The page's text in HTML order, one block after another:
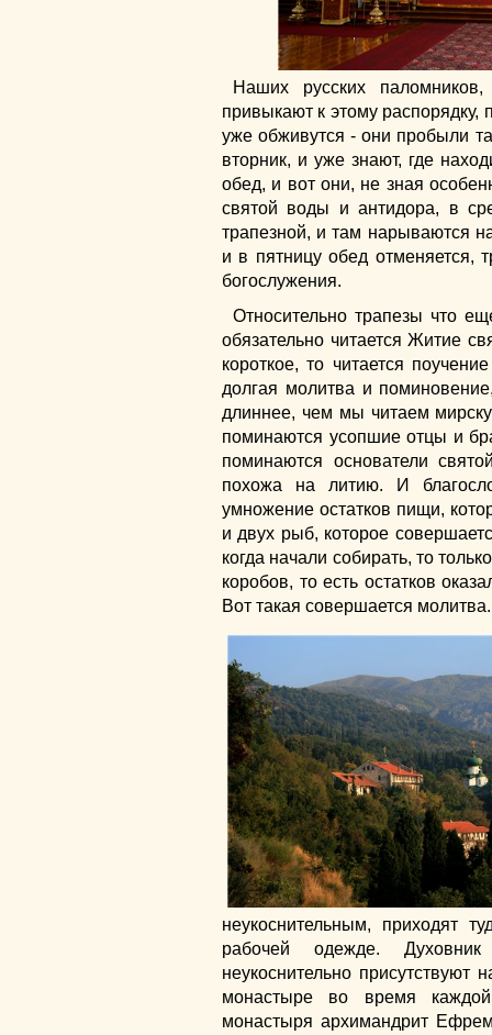
Наших русских
привыкают к этому распорядку,
уже обживутся - они пробыли
вторник, и уже знают, где
обед, и вот они, не зная
святой воды и антидора, в
трапезной, и там нарываются
и в пятницу обед отменяется,
богослужения.
Относительно трапезы что
обязательно читается Житие
короткое, то читается
долгая молитва и
длиннее, чем мы читаем
поминаются усопшие отцы и
поминаются основатели
похожа на литию. И
умножение остатков пищи,
и двух рыб, которое
когда начали собирать, то
коробов, то есть остатков
Вот такая совершается молитва.
неукоснительным, приходят
рабочей одежде.
неукоснительно присутствуют
монастыре во время каждой
монастыря архимандрит